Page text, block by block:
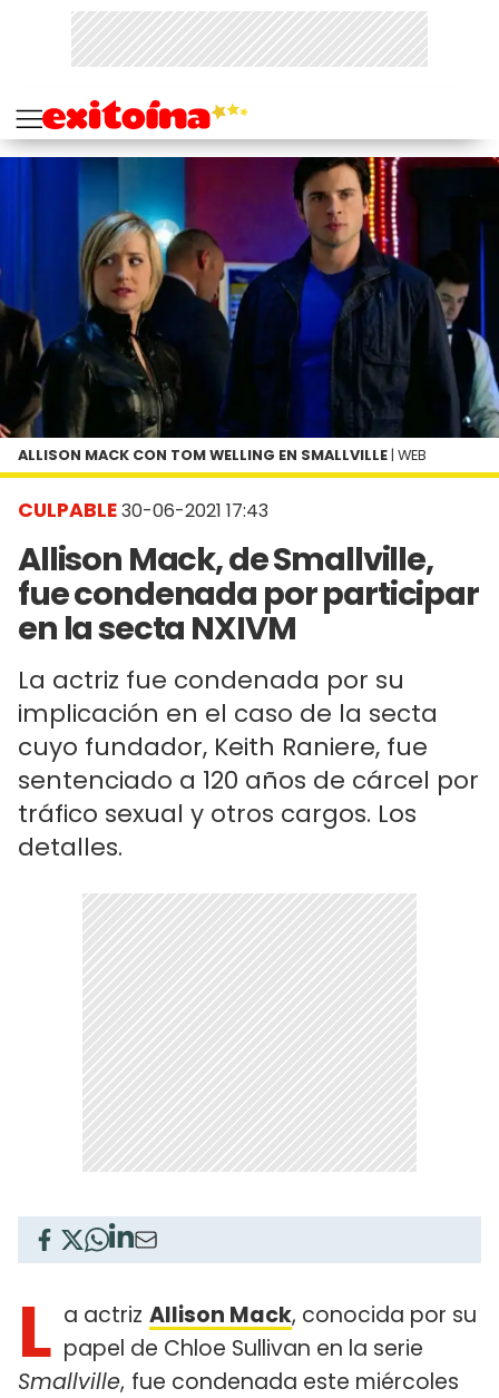
CULPABLE30-06-2021 17:43
Allison Mack, de Smallville,
fue condenada por participar
en la secta NXIVM
La actriz fue condenada por su
implicación en el caso de la secta
cuyo fundador, Keith Raniere, fue
sentenciado a 120 años de cárcel por
tráfico sexual y otros cargos. Los
detalles.
ALLISON MACK CON TOM WELLING EN SMALLVILLE | WEB
L a actriz Allison Mack, conocida por su
papel de Chloe Sullivan en la serie
Smallville, fue condenada este miércoles